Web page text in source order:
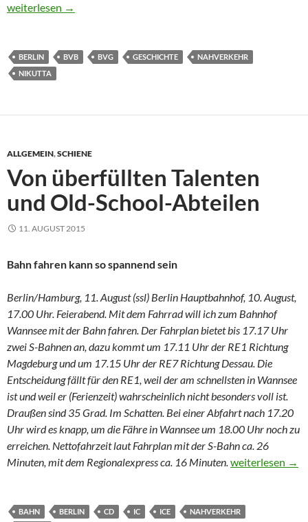
BVG-Lückenschluss im Bücherregal
weiterlesen →
BERLIN BVB BVG GESCHICHTE
NAHVERKEHR
NIKUTTA
ALLGEMEIN,SCHIENE
Von überfüllten Talenten
und Old-School-Abteilen
11. AUGUST 2015
Bahn fahren kann so spannend sein
Berlin/Hamburg, 11. August (ssl) Berlin Hauptbahnhof, 10. August,
17.00 Uhr. Feierabend. Mit dem Fahrrad will ich zum Bahnhof
Wannsee mit der Bahn fahren. Der Fahrplan bietet bis 17.17 Uhr
zwei S-Bahnen an, dazu kommt um 17.11 Uhr der RE1 Richtung
Magdeburg und um 17.15 Uhr der RE7 Richtung Dessau. Die
Entscheidung fällt für den RE1, weil der am schnellsten in Wannsee
ist und weil er (Ferienzeit) wahrscheinlich nicht besonders voll ist.
Draußen sind 35 Grad. Im Schatten. Bei einer Abfahrt nach 17.20
Uhr wird es knapp, um die Fähre in Wannsee um 18.00 Uhr noch zu
erreichen. Nettofahrzeit laut Fahrplan mit der S-Bahn ca. 26
Minuten, mit dem Regionalexpress ca. 16 Minuten.Von überfüllten
weiterlesen →
BAHN BERLIN CD IC ICE
NAHVERKEHR